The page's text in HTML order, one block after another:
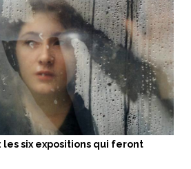
les six expositions qui feront